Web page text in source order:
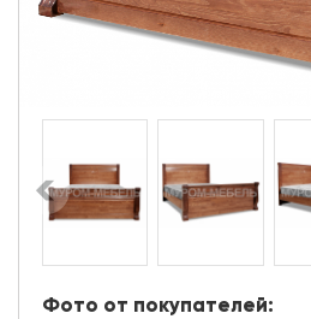
Фото от покупателей: